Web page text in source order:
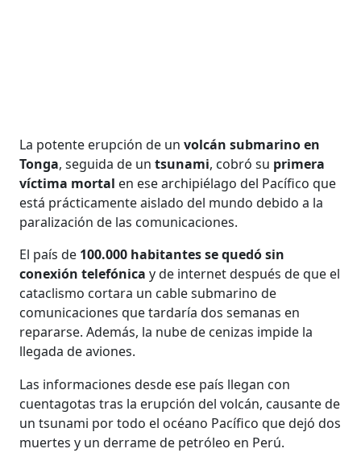
La potente erupción de unvolcán submarino en
Tonga, seguida de untsunami, cobró su primera
víctima mortal en ese archipiélago del Pacífico que
está prácticamente aislado del mundo debido a la
paralización de las comunicaciones.
El país de 100.000 habitantes se quedó sin
conexión telefónica y de internet después de que el
cataclismo cortara un cable submarino de
comunicaciones que tardaría dos semanas en
repararse. Además, la nube de cenizas impide la
llegada de aviones.
Las informaciones desde ese país llegan con
cuentagotas tras la erupción del volcán, causante de
un tsunami por todo el océano Pacífico que dejó dos
muertes y un derrame de petróleo en Perú.